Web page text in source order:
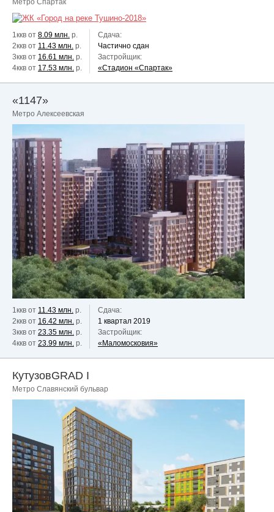
Метро Спартак
1ккв от 8.09 млн. р.
2ккв от 11.43 млн. р.
3ккв от 16.61 млн. р.
4ккв от 17.53 млн. р.
Сдача:
Частично сдан
Застройщик:
«Стадион «Спартак»
«1147»
Метро Алексеевская
1ккв от 11.43 млн. р.
2ккв от 16.42 млн. р.
3ккв от 23.35 млн. р.
4ккв от 23.99 млн. р.
Сдача:
1 квартал 2019
Застройщик:
«Маломосковия»
КутузовGRAD I
Метро Славянский бульвар